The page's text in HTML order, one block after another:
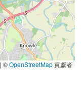
| ©OpenStreetMap貢獻者